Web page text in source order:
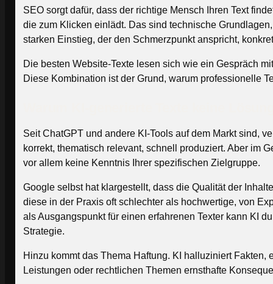
SEO sorgt dafür, dass der richtige Mensch Ihren Text
die zum Klicken einlädt. Das sind technische
starken Einstieg, der den Schmerzpunkt anspricht,
Die besten Website-Texte lesen sich wie ein Gespräch
Diese Kombination ist der Grund, warum professionelle
Seit ChatGPT und andere KI-Tools auf dem Markt sind,
korrekt, thematisch relevant, schnell produziert. Aber im
vor allem keine Kenntnis Ihrer spezifischen Zielgruppe.
Google selbst hat klargestellt, dass die Qualität der
diese in der Praxis oft schlechter als hochwertige, von
als Ausgangspunkt für einen erfahrenen Texter kann KI
Strategie.
Hinzu kommt das Thema Haftung. KI halluziniert
Leistungen oder rechtlichen Themen ernsthafte